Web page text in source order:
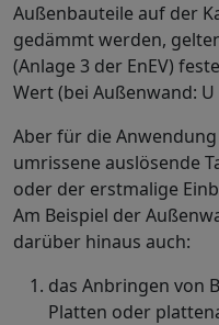
Außenbauteile auf der
gedämmt werden,
(Anlage 3 der EnEV)
Wert (bei Außenwand: U
Aber für die
umrissene auslösende
oder der erstmalige
Am Beispiel der
darüber hinaus auch:
das Anbringen von
Platten oder